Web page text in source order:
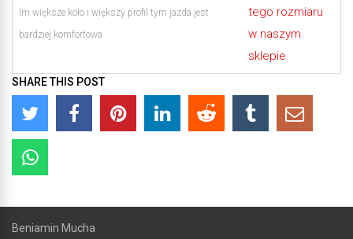
Im większe koło i większy profil tym jazda jest
bardziej komfortowa
tego rozmiaru
w naszym
sklepie
SHARE THIS POST
Beniamin Mucha